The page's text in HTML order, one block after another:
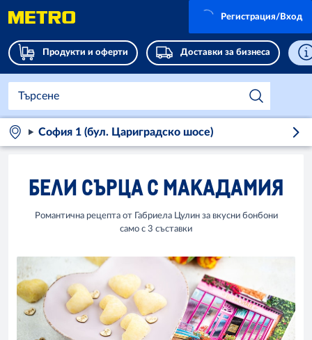
Продукти и оферти Доставки за бизнеса
Регистрация/Вход
София 1 (бул. Цариградско шосе)
БЕЛИ СЪРЦА С МАКАДАМИЯ
Романтична рецепта от Габриела Цулин за вкусни бонбони
само с 3 съставки